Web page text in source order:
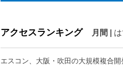
アクセスランキング 月間
エスコン、大阪・吹田の大規模複合開